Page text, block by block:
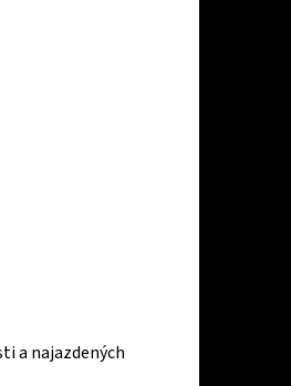
a najazdených